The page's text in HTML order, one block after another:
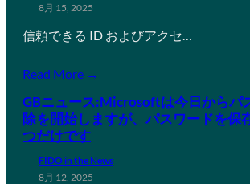
8月 15, 2025
信頼できる ID およびアクセ…
Read More →
GBニュース:Microsoftは今日からパ
除を開始しますが、パスワードを保
つだけです
FIDO in the News
8月 12, 2025